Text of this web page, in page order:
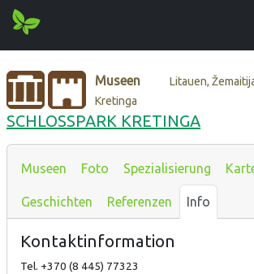
Museen
Litauen,
Kretinga
SCHLOSSPARK KRETINGA
Museen Foto Spezialisierung
Geschichten Referenzen Info
Kontaktinformation
Tel. +370 (8 445) 77323